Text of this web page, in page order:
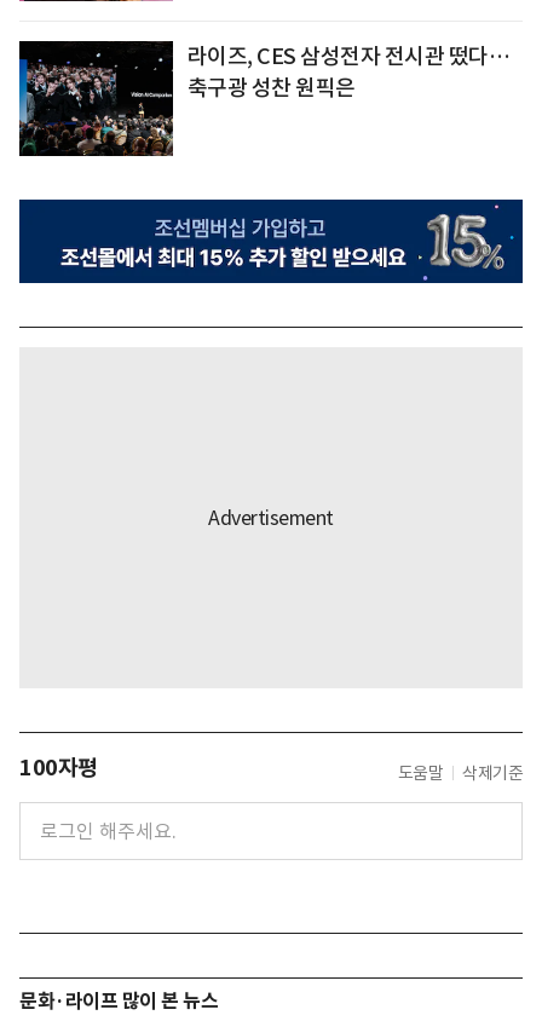
라이즈, CES 삼성전자 전시관 떴다…
축구광 성찬 원픽은
100자평 도움말 삭제기준
문화·라이프 많이 본 뉴스